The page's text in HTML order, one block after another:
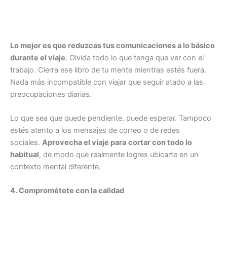
Lo mejor es que reduzcas tus comunicaciones a lo básico
durante el viaje. Olvida todo lo que tenga que ver con el
trabajo. Cierra ese libro de tu mente mientras estés fuera.
Nada más incompatible con viajar que seguir atado a las
preocupaciones diarias.
Lo que sea que quede pendiente, puede esperar. Tampoco
estés atento a los mensajes de correo o de redes
sociales. Aprovecha el viaje para cortar con todo lo
habitual, de modo que realmente logres ubicarte en un
contexto mental diferente.
4. Comprométete con la calidad